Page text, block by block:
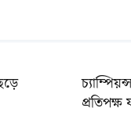
প্রতিপক্ষ